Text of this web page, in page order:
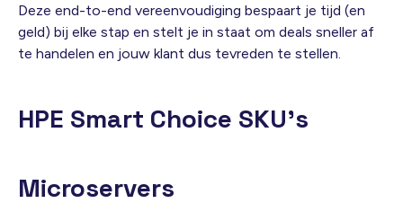
Deze end-to-end vereenvoudiging bespaart je tijd (en
geld) bij elke stap en stelt je in staat om deals sneller af
te handelen en jouw klant dus tevreden te stellen.
HPE Smart Choice SKU’s
Microservers